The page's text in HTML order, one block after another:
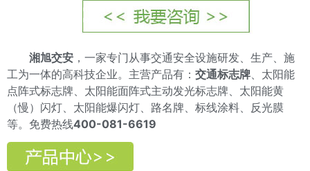
湘旭交安 ，一家专门从事交通安全设施研发、生产、施
工为一体的高科技企业。主营产品有： 交通标志牌 、太阳能
点阵式标志牌、太阳能面阵式主动发光标志牌、太阳能黄
（慢）闪灯、太阳能爆闪灯、路名牌、标线涂料、反光膜
等。免费热线400-081-6619